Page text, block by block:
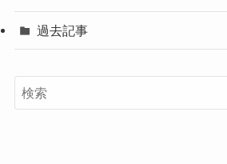
過去記事